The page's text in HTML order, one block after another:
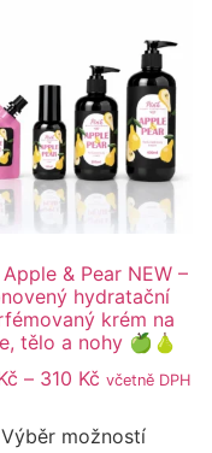
& Pear NEW –
hydratační
krém na
tělo a nohy 🍏🍐
– 310 Kč včetně DPH
Výběr možností